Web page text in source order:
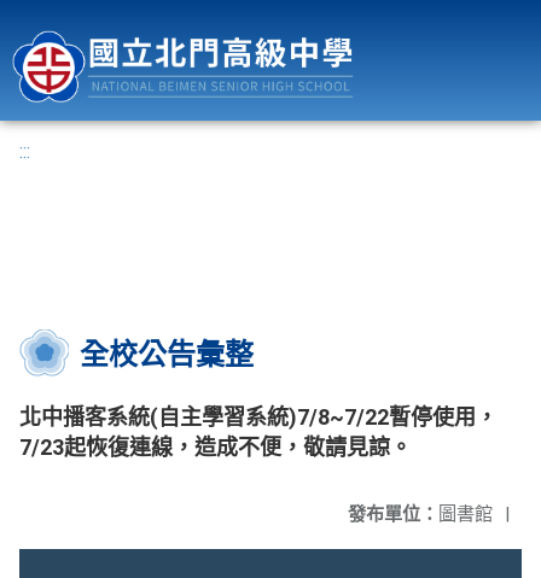
:::
全校公告彙整
北中播客系統(自主學習系統)7/8~7/22暫停使用，
7/23起恢復連線，造成不便，敬請見諒。
發布單位： 圖書館 |